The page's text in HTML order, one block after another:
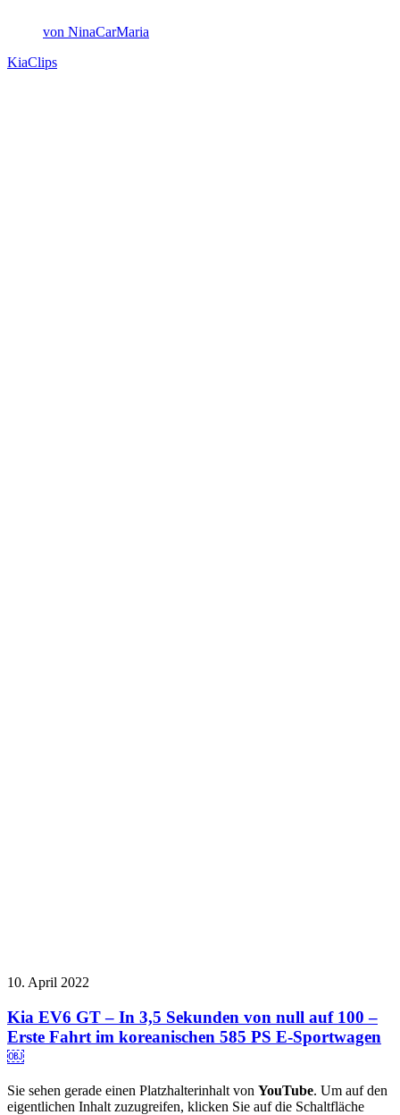
von NinaCarMaria
KiaClips
10. April 2022
Kia EV6 GT – In 3,5 Sekunden von null auf 100 –
Erste Fahrt im koreanischen 585 PS E-Sportwagen
￼
Sie sehen gerade einen Platzhalterinhalt von YouTube. Um auf den
eigentlichen Inhalt zuzugreifen, klicken Sie auf die Schaltfläche